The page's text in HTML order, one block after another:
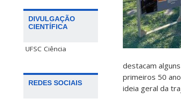
DIVULGAÇÃO
CIENTÍFICA
UFSC Ciência
REDES SOCIAIS
destacam
primeiros 50
ideia geral da